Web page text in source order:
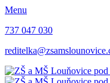
Menu
737 047 030